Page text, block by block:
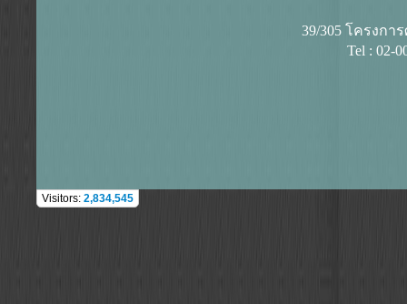
39/305 โครงก
Tel : 02-
Visitors: 2,834,545